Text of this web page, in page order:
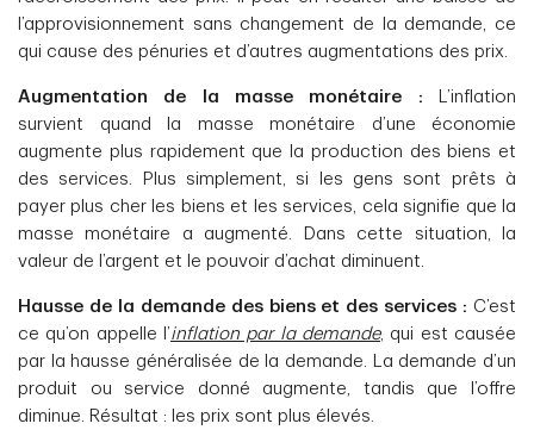
l’approvisionnement sans changement de la demande, ce
qui cause des pénuries et d’autres augmentations des prix.
Augmentation de la masse monétaire : L’inflation
survient quand la masse monétaire d’une économie
augmente plus rapidement que la production des biens et
des services. Plus simplement, si les gens sont prêts à
payer plus cher les biens et les services, cela signifie que la
masse monétaire a augmenté. Dans cette situation, la
valeur de l’argent et le pouvoir d’achat diminuent.
Hausse de la demande des biens et des services : C’est
ce qu’on appelle l’inflation par la demande, qui est causée
par la hausse généralisée de la demande. La demande d’un
produit ou service donné augmente, tandis que l’offre
diminue. Résultat : les prix sont plus élevés.